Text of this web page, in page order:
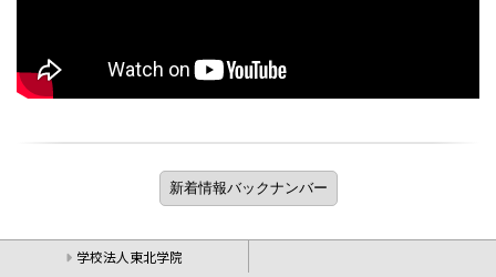
学校法人東北学院